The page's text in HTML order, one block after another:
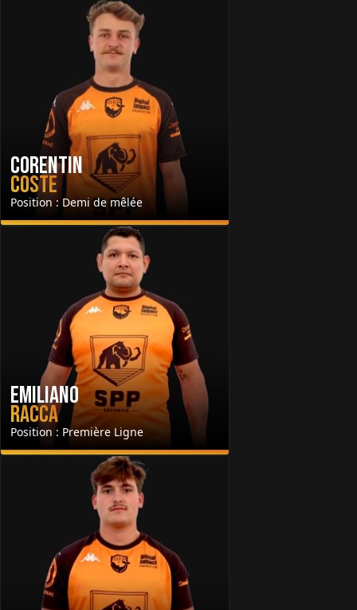
Corentin
Coste
Position : Demi de mêlée
Emiliano
Racca
Position : Première Ligne